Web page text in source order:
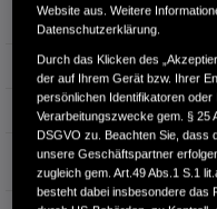
Hubraum
Erstzulassung
Bauart
Garantie
Website aus. Weitere
Datenschutzerklärung.
Durch das Klicken des
der auf Ihrem Gerät bzw. Ihrer
persönlichen Identifikatoren
Verarbeitungszwecke gem. § 25
DSGVO zu. Beachten Sie, dass
unsere Geschäftspartner
zugleich gem. Art.49 Abs.1 S.1
besteht dabei insbesondere das